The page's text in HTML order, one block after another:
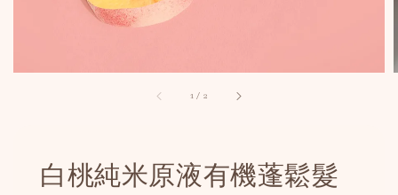
1 / 2
白桃純米原液有機蓬鬆髮